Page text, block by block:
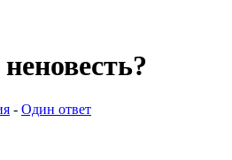
- Один ответ